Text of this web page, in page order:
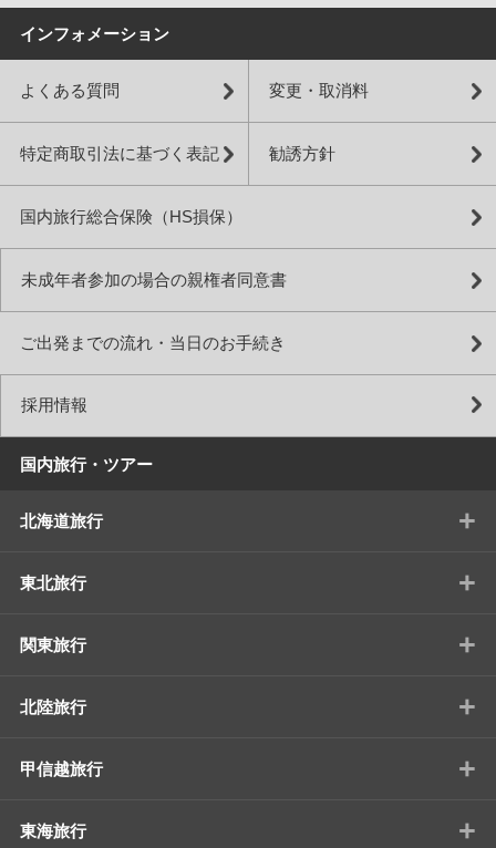
インフォメーション
よくある質問 変更・取消料
特定商取引法に基づく表記 勧誘方針
国内旅行総合保険（HS損保）
未成年者参加の場合の親権者同意書
ご出発までの流れ・当日のお手続き
採用情報
国内旅行・ツアー
北海道旅行 +
東北旅行 +
関東旅行 +
北陸旅行 +
甲信越旅行 +
東海旅行 +